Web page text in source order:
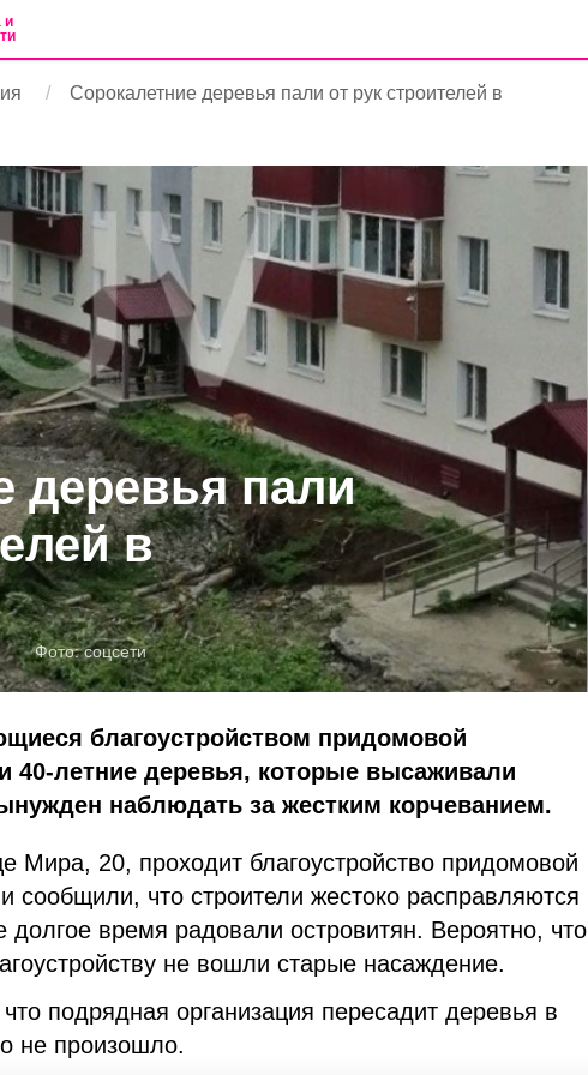
и
Сорокалетние деревья пали от рук строителей в
деревья пали
в
Фото:соцсети
благоустройством придомовой
40-летние деревья, которые высаживали
наблюдать за жестким корчеванием.
Мира, 20, проходит благоустройство придомовой
сообщили, что строители жестоко расправляются
долгое время радовали островитян. Вероятно, что
не вошли старые насаждение.
подрядная организация пересадит деревья в
не произошло.